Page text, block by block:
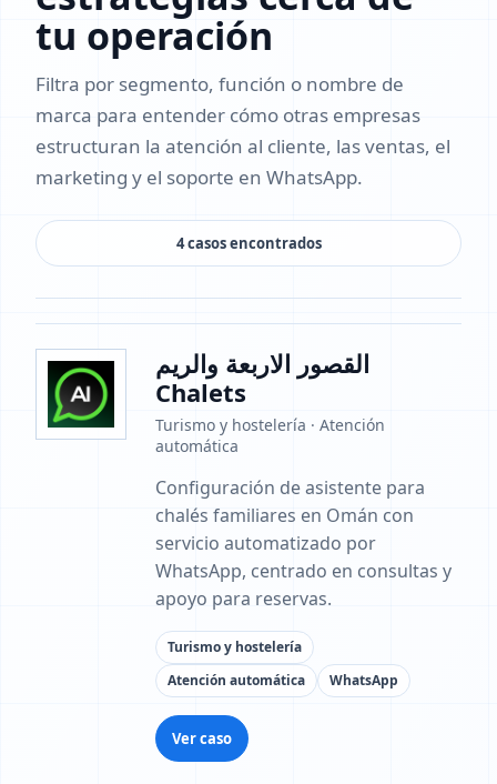
tu operación
Filtra por segmento, función o nombre de
marca para entender cómo otras empresas
estructuran la atención al cliente, las ventas, el
marketing y el soporte en WhatsApp.
4 casos encontrados
القصور الاربعة والريم
Chalets
Turismo y hostelería · Atención
automática
Configuración de asistente para
chalés familiares en Omán con
servicio automatizado por
WhatsApp, centrado en consultas y
apoyo para reservas.
Turismo y hostelería
Atención automática
WhatsApp
Ver caso